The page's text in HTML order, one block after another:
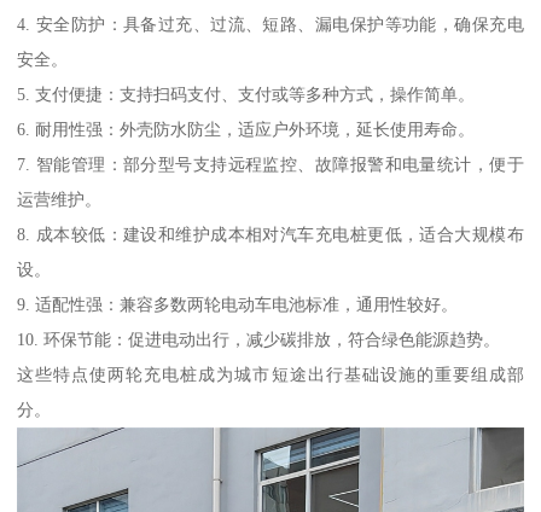
4. 安全防护：具备过充、过流、短路、漏电保护等功能，确保充电
安全。
5. 支付便捷：支持扫码支付、支付或等多种方式，操作简单。
6. 耐用性强：外壳防水防尘，适应户外环境，延长使用寿命。
7. 智能管理：部分型号支持远程监控、故障报警和电量统计，便于
运营维护。
8. 成本较低：建设和维护成本相对汽车充电桩更低，适合大规模布
设。
9. 适配性强：兼容多数两轮电动车电池标准，通用性较好。
10. 环保节能：促进电动出行，减少碳排放，符合绿色能源趋势。
这些特点使两轮充电桩成为城市短途出行基础设施的重要组成部
分。